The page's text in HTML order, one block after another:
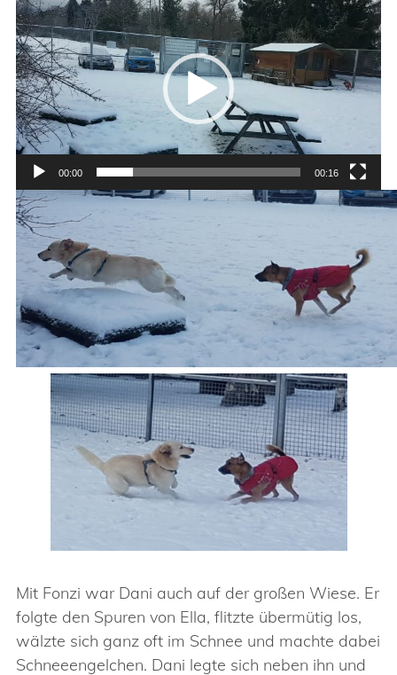
Player
00:00 00:16
Mit Fonzi war Dani auch auf der großen Wiese. Er
folgte den Spuren von Ella, flitzte übermütig los,
wälzte sich ganz oft im Schnee und machte dabei
Schneeengelchen. Dani legte sich neben ihn und